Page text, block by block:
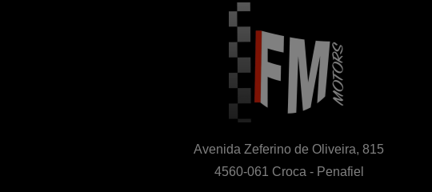
Avenida Zeferino de Oliveira, 815
4560-061 Croca - Penafiel